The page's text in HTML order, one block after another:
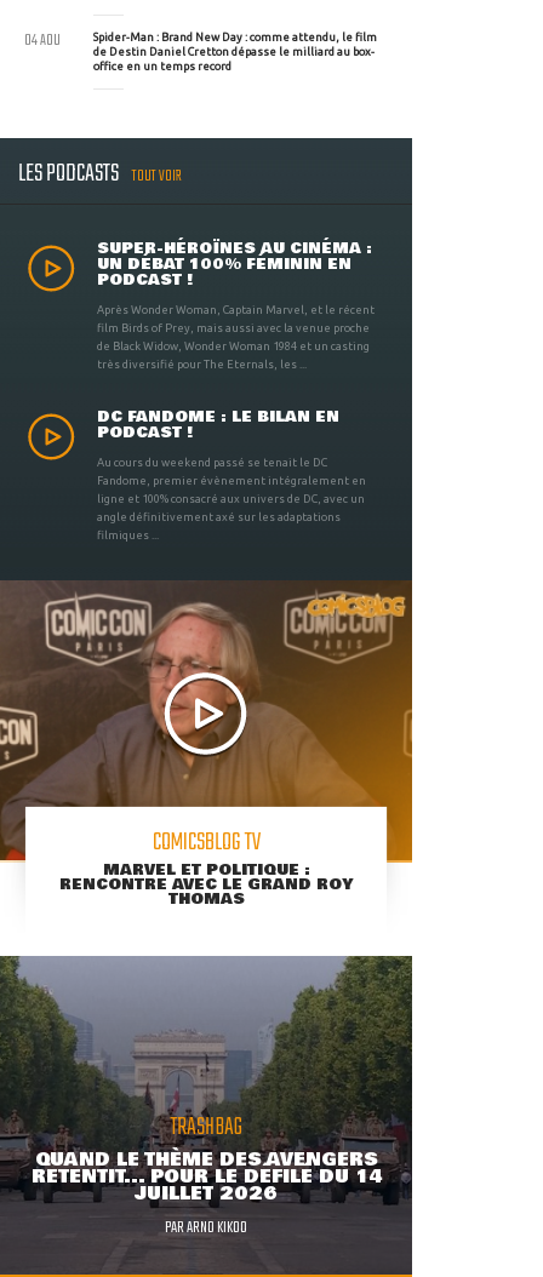
Spider-Man : Brand New Day : comme attendu, le film
de Destin Daniel Cretton dépasse le milliard au box-
office en un temps record
04 AOU
LES PODCASTS TOUT VOIR
SUPER-HÉROÏNES AU CINÉMA :
UN DÉBAT 100% FÉMININ EN
PODCAST !
Après Wonder Woman, Captain Marvel, et le récent
film Birds of Prey, mais aussi avec la venue proche
de Black Widow, Wonder Woman 1984 et un casting
très diversifié pour The Eternals, les ...
DC FANDOME : LE BILAN EN
PODCAST !
Au cours du weekend passé se tenait le DC
Fandome, premier évènement intégralement en
ligne et 100% consacré aux univers de DC, avec un
angle définitivement axé sur les adaptations
filmiques ...
COMICSBLOG TV
MARVEL ET POLITIQUE :
RENCONTRE AVEC LE GRAND ROY
THOMAS
TRASHBAG
QUAND LE THÈME DES AVENGERS
RETENTIT... POUR LE DÉFILÉ DU 14
JUILLET 2026
PARARNO KIKOO